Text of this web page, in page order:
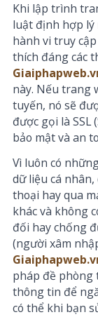
Khi lập trình
luật định hợp
hành vi truy
thích đáng các
này. Nếu trang
tuyến, nó sẽ
được gọi là SSL
bảo mật và an
Vì luôn có
dữ liệu cá
thoại hay qua
khác và không
đối hay chống
(người xâm
pháp đề phòng
thông tin để
có thể khi bạn